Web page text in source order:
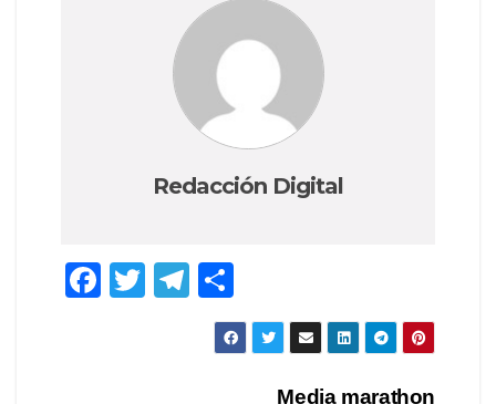
Redacción Digital
F
T
T
el o
m
Media marathon